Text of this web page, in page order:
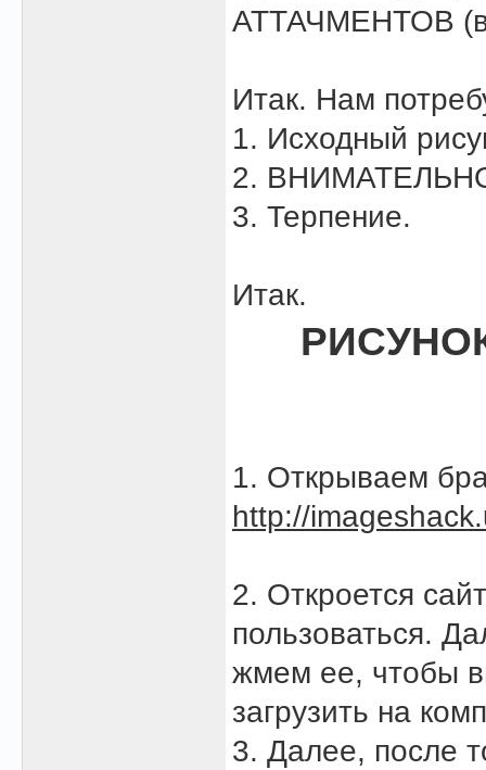
АТТАЧМЕНТОВ
Итак. Нам
1. Исходный
2.
3. Терпение.
Итак.
1. Открываем
http://
2. Откроется
пользоваться.
жмем ее, чтобы
загрузить на
3. Далее, после